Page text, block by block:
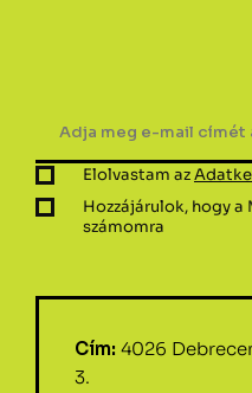
Elolvastam az
Hozzájárulok, hogy
számomra
Cím: 4026
3.